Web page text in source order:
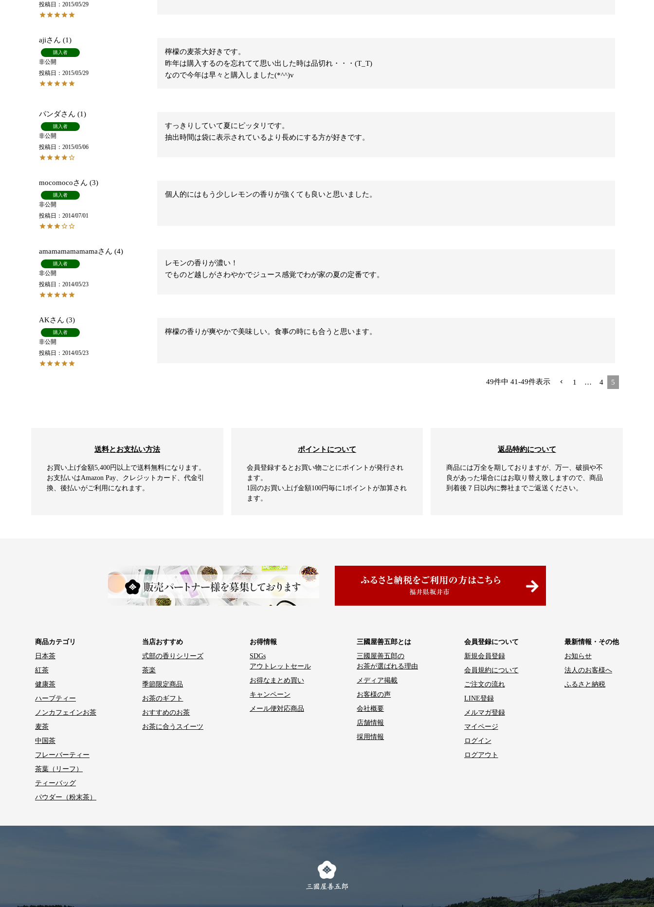
投稿日
2015/05/29
aji 1
購入者
非公開
投稿日
2015/05/29
檸檬の麦茶大好きです。
昨年は購入するのを忘れてて思い出した時は品切れ・・・(T_T)
なので今年は早々と購入しました(*^^)v
パンダ 1
購入者
非公開
投稿日
2015/05/06
すっきりしていて夏にピッタリです。
抽出時間は袋に表示されているより長めにする方が好きです。
mocomoco 3
購入者
非公開
投稿日
2014/07/01
個人的にはもう少しレモンの香りが強くても良いと思いました。
amamamamamama 4
購入者
非公開
投稿日
2014/05/23
レモンの香りが濃い！
でものど越しがさわやかでジュース感覚でわが家の夏の定番です。
AK 3
購入者
非公開
投稿日
2014/05/23
檸檬の香りが爽やかで美味しい。食事の時にも合うと思います。
49件中 41-49件表示 1 … 4 5
送料とお支払い方法
お買い上げ金額5,400円以上で送料無料になります。
お支払いはAmazon Pay、クレジットカード、代金引
換、後払いがご利用になれます。
ポイントについて
会員登録するとお買い物ごとにポイントが発行され
ます。
1回のお買い上げ金額100円毎に1ポイントが加算され
ます。
返品特約について
商品には万全を期しておりますが、万一、破損や不
良があった場合にはお取り替え致しますので、商品
到着後７日以内に弊社までご返送ください。
商品カテゴリ
日本茶
紅茶
健康茶
ハーブティー
ノンカフェインお茶
麦茶
中国茶
フレーバーティー
茶葉（リーフ）
ティーバッグ
パウダー（粉末茶）
当店おすすめ
式部の香りシリーズ
茶楽
季節限定商品
お茶のギフト
おすすめのお茶
お茶に合うスイーツ
お得情報
SDGs
アウトレットセール
お得なまとめ買い
キャンペーン
メール便対応商品
三國屋善五郎とは
三國屋善五郎の
お茶が選ばれる理由
メディア掲載
お客様の声
会社概要
店舗情報
採用情報
会員登録について
新規会員登録
会員規約について
ご注文の流れ
LINE登録
メルマガ登録
マイページ
ログイン
ログアウト
最新情報・その他
お知らせ
法人のお客様へ
ふるさと納税